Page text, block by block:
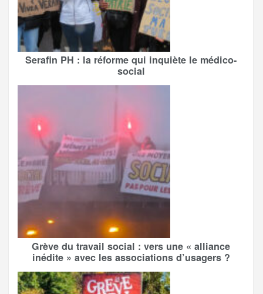
Serafin PH : la réforme qui inquiète le médico-
social
Grève du travail social : vers une « alliance
inédite » avec les associations d’usagers ?